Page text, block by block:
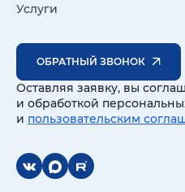
Услуги
ОБРАТНЫЙ ЗВОНОК
Оставляя заявку, вы
и обработкой
и пользовательским